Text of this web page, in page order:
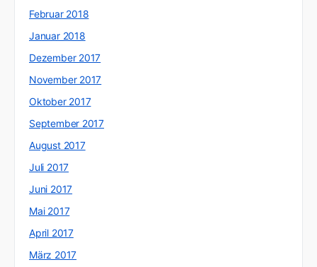
Februar 2018
Januar 2018
Dezember 2017
November 2017
Oktober 2017
September 2017
August 2017
Juli 2017
Juni 2017
Mai 2017
April 2017
März 2017